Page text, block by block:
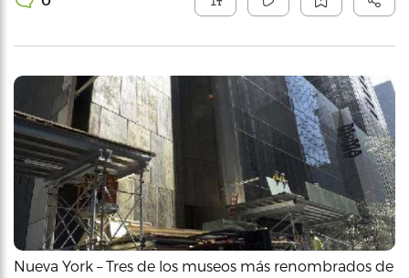
Nueva York – Tres de los museos más renombrados de